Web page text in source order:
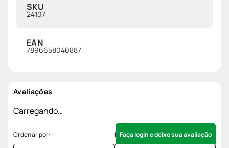
SKU
24107
EAN
7896658040887
Avaliações
Carregando…
Faça login e deixe sua avaliação